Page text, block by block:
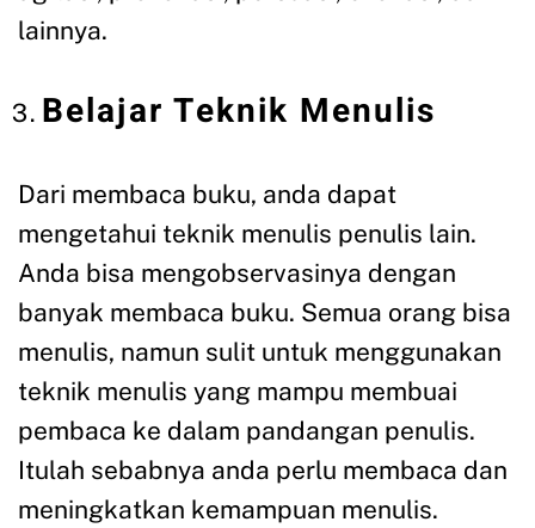
lainnya.
Belajar Teknik Menulis
Dari membaca buku, anda dapat
mengetahui teknik menulis penulis lain.
Anda bisa mengobservasinya dengan
banyak membaca buku. Semua orang bisa
menulis, namun sulit untuk menggunakan
teknik menulis yang mampu membuai
pembaca ke dalam pandangan penulis.
Itulah sebabnya anda perlu membaca dan
meningkatkan kemampuan menulis.